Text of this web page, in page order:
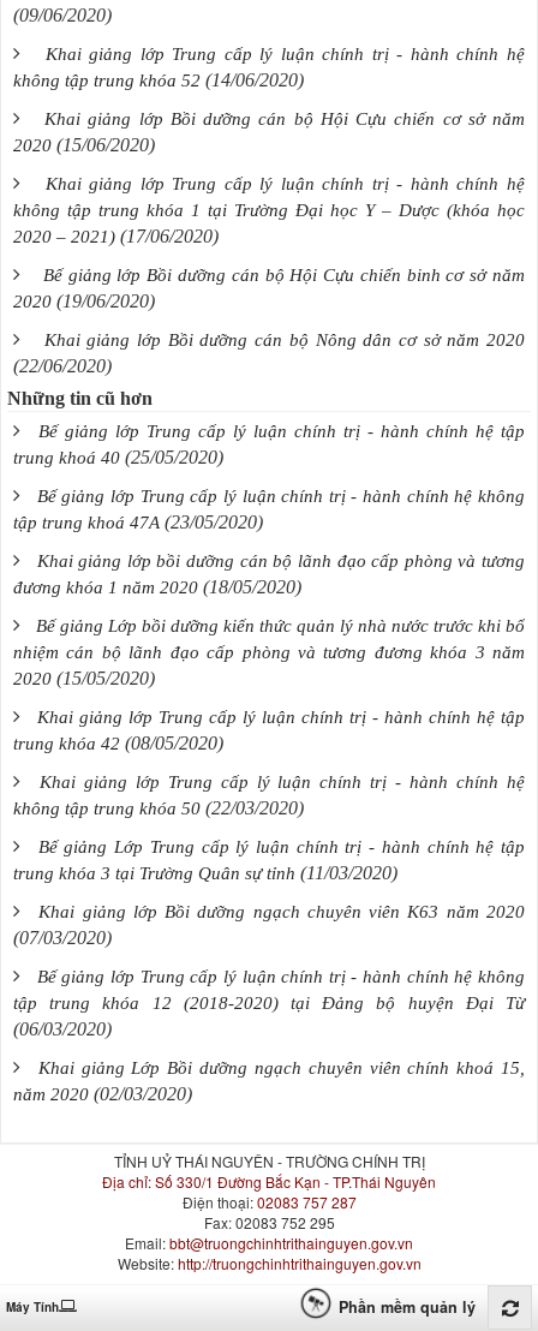
(09/06/2020)
Khai giảng lớp Trung cấp lý luận chính trị - hành chính hệ
không tập trung khóa 52 (14/06/2020)
Khai giảng lớp Bồi dưỡng cán bộ Hội Cựu chiến cơ sở năm
2020 (15/06/2020)
Khai giảng lớp Trung cấp lý luận chính trị - hành chính hệ
không tập trung khóa 1 tại Trường Đại học Y – Dược (khóa học
2020 – 2021) (17/06/2020)
Bế giảng lớp Bồi dưỡng cán bộ Hội Cựu chiến binh cơ sở năm
2020 (19/06/2020)
Khai giảng lớp Bồi dưỡng cán bộ Nông dân cơ sở năm 2020
(22/06/2020)
Những tin cũ hơn
Bế giảng lớp Trung cấp lý luận chính trị - hành chính hệ tập
trung khoá 40 (25/05/2020)
Bế giảng lớp Trung cấp lý luận chính trị - hành chính hệ không
tập trung khoá 47A (23/05/2020)
Khai giảng lớp bồi dưỡng cán bộ lãnh đạo cấp phòng và tương
đương khóa 1 năm 2020 (18/05/2020)
Bế giảng Lớp bồi dưỡng kiến thức quản lý nhà nước trước khi bổ
nhiệm cán bộ lãnh đạo cấp phòng và tương đương khóa 3 năm
2020 (15/05/2020)
Khai giảng lớp Trung cấp lý luận chính trị - hành chính hệ tập
trung khóa 42 (08/05/2020)
Khai giảng lớp Trung cấp lý luận chính trị - hành chính hệ
không tập trung khóa 50 (22/03/2020)
Bế giảng Lớp Trung cấp lý luận chính trị - hành chính hệ tập
trung khóa 3 tại Trường Quân sự tỉnh (11/03/2020)
Khai giảng lớp Bồi dưỡng ngạch chuyên viên K63 năm 2020
(07/03/2020)
Bế giảng lớp Trung cấp lý luận chính trị - hành chính hệ không
tập trung khóa 12 (2018-2020) tại Đảng bộ huyện Đại Từ
(06/03/2020)
Khai giảng Lớp Bồi dưỡng ngạch chuyên viên chính khoá 15,
năm 2020 (02/03/2020)
TỈNH UỶ THÁI NGUYÊN - TRƯỜNG CHÍNH TRỊ
Địa chỉ:Số 330/1 Đường Bắc Kạn - TP.Thái Nguyên
Điện thoại:02083 757 287
Fax:02083 752 295
Email:bbt@truongchinhtrithainguyen.gov.vn
Website:http://truongchinhtrithainguyen.gov.vn
Máy Tính Phần mềm quản lý